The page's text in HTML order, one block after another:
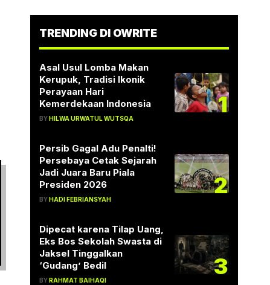
TRENDING DI OWRITE
Asal Usul Lomba Makan
Kerupuk, Tradisi Ikonik
Perayaan Hari
Kemerdekaan Indonesia
BY HILWA URWATUL WUTSQA
1
Persib Gagal Adu Penalti!
Persebaya Cetak Sejarah
Jadi Juara Baru Piala
Presiden 2026
BY HADI FEBRIANSYAH
2
Dipecat karena Tilap Uang,
Eks Bos Sekolah Swasta di
Jaksel Tinggalkan
‘Gudang’ Bedil
BY RAHMAT BAIHAQI
3